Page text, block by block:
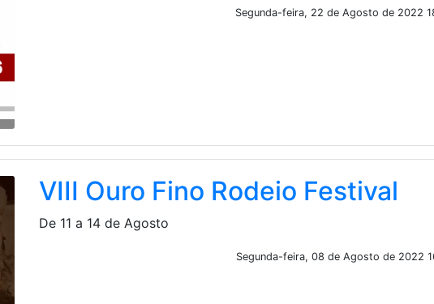
Segunda-feira, 22 de Agosto de 2022
VIII Ouro Fino Rodeio Festival
De 11 a 14 de Agosto
Segunda-feira, 08 de Agosto de 2022